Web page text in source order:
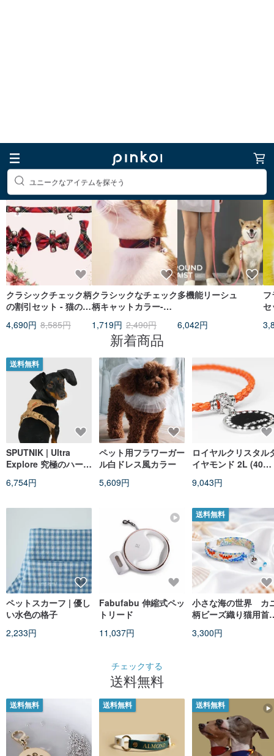
クラシックチェック柄
の割引セット - 猫の首
輪 + アクセサリー 3
つ
4,690円 8,585円
クラシックなチェック
柄キャットカラー-セ
ーフティバックルを使
用【ZAZAZOO】
1,719円 2,490円
多機能リーシュ
セ
た
新着商品
SPUTNIK | Ultra
Explore 究極のハーネ
ス - カーキ
6,754円
ペットスカーフ | 優し
い水色の格子
2,233円
ペット用フラワーガー
ル白ドレス風カラー
5,609円
Fabufabu 伸縮式ペッ
11,037円
ロイヤルクリスタル
44CM) サイズ ((刻印
サービス付き))
9,043円
小さな海の世界 カ
柄ビーズ織り猫用首
輪 Beaded Cat
Collar
3,300円
送料無料
送料無料